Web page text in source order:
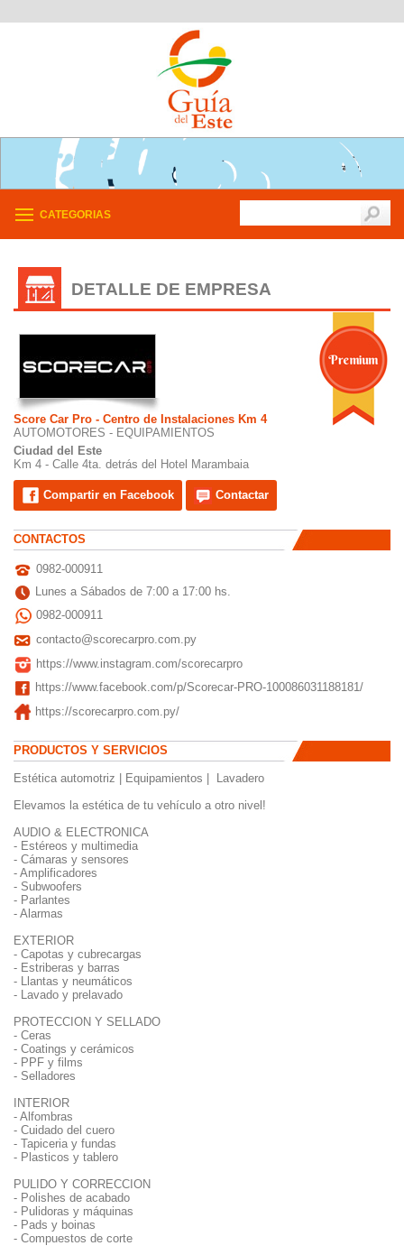
CATEGORIAS
DETALLE DE EMPRESA
Score Car Pro - Centro de Instalaciones Km 4
AUTOMOTORES - EQUIPAMIENTOS
Ciudad del Este
Km 4 - Calle 4ta. detrás del Hotel Marambaia
Compartir en Facebook Contactar
CONTACTOS
0982-000911
Lunes a Sábados de 7:00 a 17:00 hs.
0982-000911
contacto@scorecarpro.com.py
https://www.instagram.com/scorecarpro
https://www.facebook.com/p/Scorecar-PRO-100086031188181/
https://scorecarpro.com.py/
PRODUCTOS Y SERVICIOS
Estética automotriz | Equipamientos | Lavadero
Elevamos la estética de tu vehículo a otro nivel!
AUDIO & ELECTRONICA
- Estéreos y multimedia
- Cámaras y sensores
- Amplificadores
- Subwoofers
- Parlantes
- Alarmas
EXTERIOR
- Capotas y cubrecargas
- Estriberas y barras
- Llantas y neumáticos
- Lavado y prelavado
PROTECCION Y SELLADO
- Ceras
- Coatings y cerámicos
- PPF y films
- Selladores
INTERIOR
- Alfombras
- Cuidado del cuero
- Tapiceria y fundas
- Plasticos y tablero
PULIDO Y CORRECCION
- Polishes de acabado
- Pulidoras y máquinas
- Pads y boinas
- Compuestos de corte